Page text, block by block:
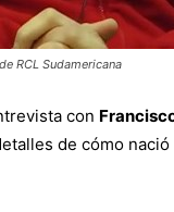
RCL Sudamericana
con
de cómo